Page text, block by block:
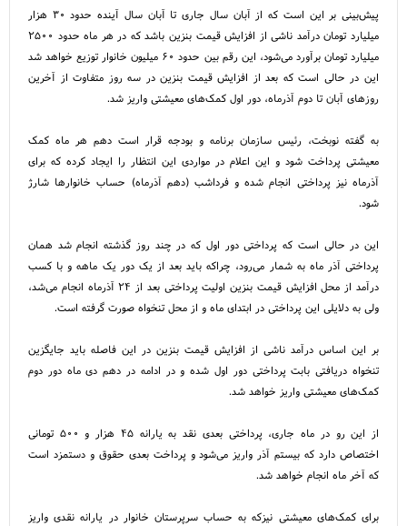
پیش‌بینی بر این است که از آبان سال جاری تا آبان سال آینده حدود ۳۰ هزار
میلیارد تومان درآمد ناشی از افزایش قیمت بنزین باشد که در هر ماه حدود ۲۵۰۰
میلیارد تومان برآورد می‌شود، این رقم بین حدود ۶۰ میلیون خانوار توزیع خواهد شد
این در حالی است که بعد از افزایش قیمت بنزین در سه روز متفاوت از آخرین
روز‌های آبان تا دوم آذرماه، دور اول کمک‌های معیشتی واریز شد.
به گفته نوبخت، رئیس سازمان برنامه و بودجه قرار است دهم هر ماه کمک
معیشتی پرداخت شود و این اعلام در مواردی این انتظار را ایجاد کرده که برای
آذرماه نیز پرداختی انجام شده و فرداشب (دهم آذرماه) حساب خانوار‌ها شارژ
شود.
این در حالی است که پرداختی دور اول که در چند روز گذشته انجام شد همان
پرداختی آذر ماه به شمار می‌رود، چراکه باید بعد از یک دور یک ماهه و با کسب
درآمد از محل افزایش قیمت بنزین اولیت پرداختی بعد از ۲۴ آذرماه انجام می‌شد،
ولی به دلایلی این پرداختی در ابتدای ماه و از محل تنخواه صورت گرفته است.
بر این اساس درآمد ناشی از افزایش قیمت بنزین در این فاصله باید جایگزین
تنخواه دریافتی بابت پرداختی دور اول شده و در ادامه در دهم دی ماه دور دوم
کمک‌های معیشتی واریز خواهد شد.
از این رو در ماه جاری، پرداختی بعدی نقد به یارانه ۴۵ هزار و ۵۰۰ تومانی
اختصاص دارد که بیستم آذر واریز می‌شود و پرداخت بعدی حقوق و دستمزد است
که آخر ماه انجام خواهد شد.
برای کمک‌های معیشتی نیزکه به حساب سرپرستان خانوار در یارانه نقدی واریز